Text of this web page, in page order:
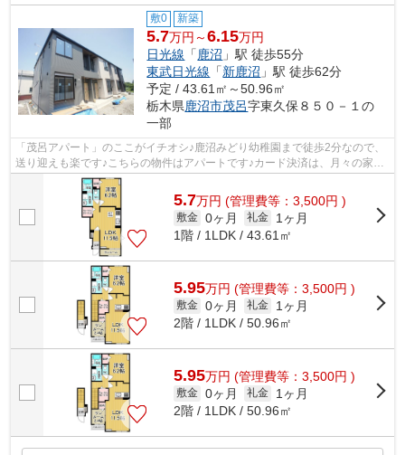
敷0 新築
5.7万円～6.15万円
日光線 「 鹿沼 」駅 徒歩55分
東武日光線 「新鹿沼 」駅 徒歩62分
予定 / 43.61㎡～50.96㎡
栃木県鹿沼市茂呂字東久保８５０－１の
一部
「茂呂アパート」のここがイチオシ♪鹿沼みどり幼稚園まで徒歩2分なので、
送り迎えも楽です♪こちらの物件はアパートです♪カード決済は、月々の家賃
や初期費用支払いのわずらわしさを解...
5.7万円 (管理費等：3,500円 )
敷金 0ヶ月 礼金
1ヶ月
1階 / 1LDK / 43.61㎡
5.95万円 (管理費等：3,500円 )
敷金 0ヶ月 礼金
1ヶ月
2階 / 1LDK / 50.96㎡
5.95万円 (管理費等：3,500円 )
敷金 0ヶ月 礼金
1ヶ月
2階 / 1LDK / 50.96㎡